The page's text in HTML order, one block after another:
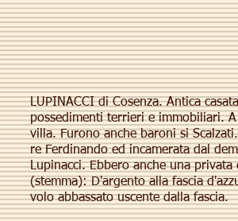
LUPINACCI di Cosenza. Antica
possedimenti terrieri e immobiliari.
villa. Furono anche baroni si
re Ferdinando ed incamerata dal
Lupinacci. Ebbero anche una
(stemma): D'argento alla fascia
volo abbassato uscente dalla fascia.